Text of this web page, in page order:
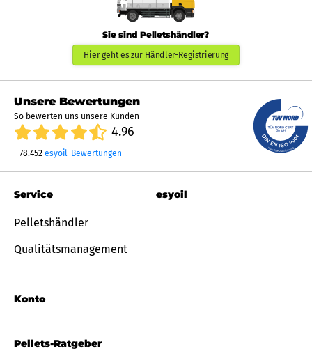
Sie sind Pelletshändler?
Hier geht es zur Händler-Registrierung
Unsere Bewertungen
So bewerten uns unsere Kunden
4.96
78.452 esyoil-Bewertungen
Pellets-Ratgeber
Service
Pelletshändler
Qualitätsmanagement
Konto
esyoil